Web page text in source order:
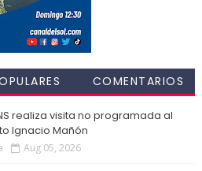
COMENTARIOS
realiza visita no programada al
Ignacio Mañón
Aug 05, 2026